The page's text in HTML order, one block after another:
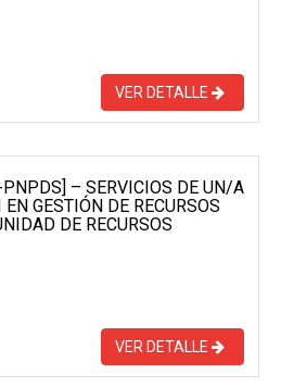
VER DETALLE
– SERVICIOS DE UN/A
GESTIÓN DE RECURSOS
DE RECURSOS
VER DETALLE